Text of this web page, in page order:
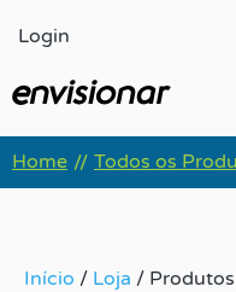
para
conteúdo
Login
Home // Todos os
Início / Loja / Produtos